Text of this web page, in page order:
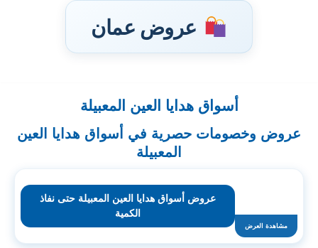
عروض عمان
إلى
أسواق هدايا العين المعبيلة
عروض وخصومات حصرية في أسواق هدايا العين
المعبيلة
مشاهدة العرض
عروض أسواق هدايا العين المعبيلة حتى نفاذ
الكمية